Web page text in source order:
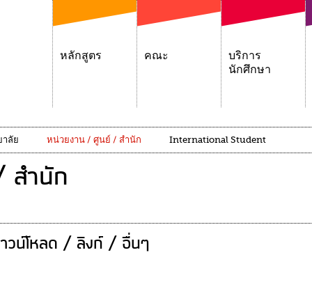
หลักสูตร คณะ
บริการ
นักศึกษา
ลัย หน่วยงาน / ศูนย์ / สำนัก International Student
สำนัก
วน์โหลด / ลิงก์ / อื่นๆ